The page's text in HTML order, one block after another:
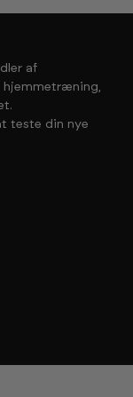
af
teste din nye